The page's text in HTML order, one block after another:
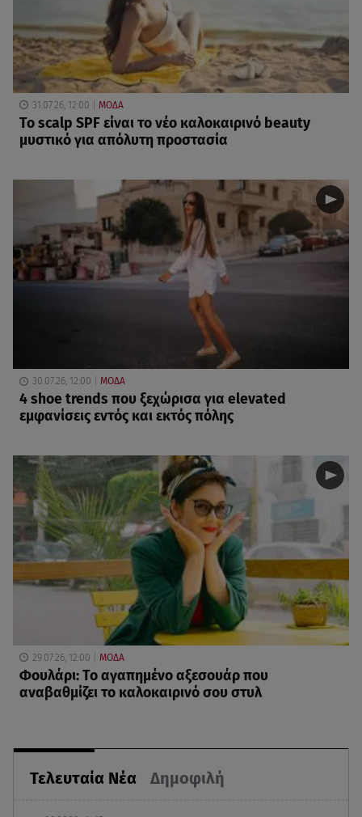
Τελευταία Νέα Δημοφιλή
31.07.26, 12:00 ΜΟΔΑ
Το scalp SPF είναι το νέο καλοκαιρινό beauty
μυστικό για απόλυτη προστασία
30.07.26, 12:00 ΜΟΔΑ
4 shoe trends που ξεχώρισα για elevated
εμφανίσεις εντός και εκτός πόλης
29.07.26, 12:00 ΜΟΔΑ
Φουλάρι: Το αγαπημένο αξεσουάρ που
αναβαθμίζει το καλοκαιρινό σου στυλ